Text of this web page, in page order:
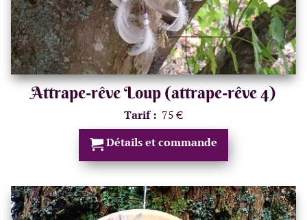
Attrape-rêve Loup (attrape-rêve 4)
Tarif : 75 €
Détails et commande